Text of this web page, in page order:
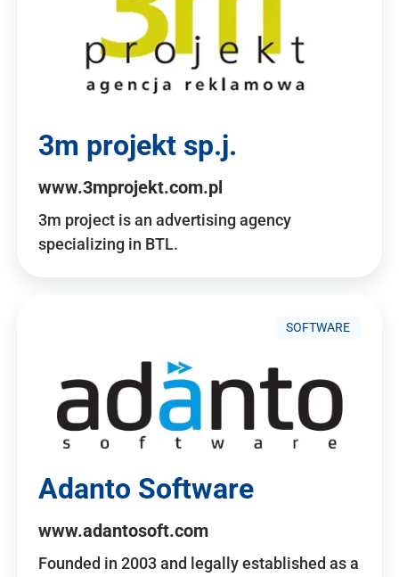
3m projekt sp.j.
www.3mprojekt.com.pl
3m project is an advertising agency
specializing in BTL.
SOFTWARE
Adanto Software
www.adantosoft.com
Founded in 2003 and legally established as a